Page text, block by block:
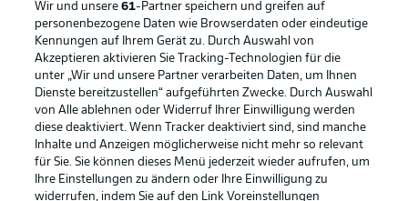
Rechtliche Hinweise Voreinstellungen verwalten
Datenschutz Nutzungsbedingungen
Kontakt Jobs
Impressum Partner
Wir und unsere61-Partner speichern und greifen auf
personenbezogene Daten wie Browserdaten oder eindeutige
Kennungen auf Ihrem Gerät zu. Durch Auswahl von
Akzeptieren aktivieren Sie Tracking-Technologien für die
unter „Wir und unsere Partner verarbeiten Daten, um Ihnen
Dienste bereitzustellen“ aufgeführten Zwecke. Durch Auswahl
von Alle ablehnen oder Widerruf Ihrer Einwilligung werden
diese deaktiviert. Wenn Tracker deaktiviert sind, sind manche
Inhalte und Anzeigen möglicherweise nicht mehr so relevant
für Sie. Sie können dieses Menü jederzeit wieder aufrufen, um
Ihre Einstellungen zu ändern oder Ihre Einwilligung zu
widerrufen, indem Sie auf den Link Voreinstellungen